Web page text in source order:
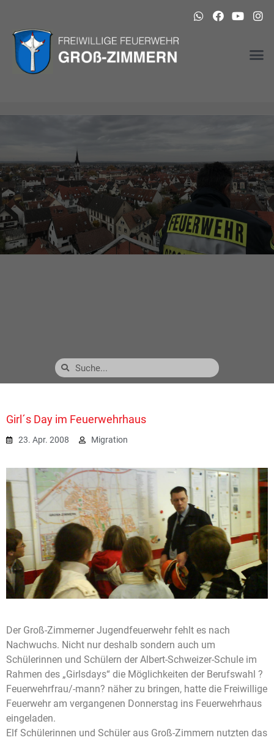
Girl´s Day im Feuerwehrhaus
23. Apr. 2008 Migration
Der Groß-Zimmerner Jugendfeuerwehr fehlt es nach
Nachwuchs. Nicht nur deshalb sondern auch um
Schülerinnen und Schülern der Albert-Schweizer-Schule im
Rahmen des „Girlsdays“ die Möglichkeiten der Berufswahl ?
Feuerwehrfrau/-mann? näher zu bringen, hatte die Freiwillige
Feuerwehr am vergangenen Donnerstag ins Feuerwehrhaus
eingeladen.
Elf Schülerinnen und Schüler aus Groß-Zimmern nutzten das